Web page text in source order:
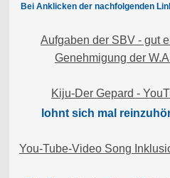
Bei Anklicken der nachfolgenden
Aufgaben der SBV - gut
Genehmigung der
Kiju-Der Gepard -
lohnt sich mal
You-Tube-Video Song